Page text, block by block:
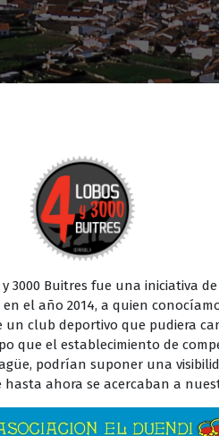
Buitres fue una iniciativa de
el año 2014, a quien
un club deportivo que pudiera
que el establecimiento de
podrían suponer una
ahora se acercaban a